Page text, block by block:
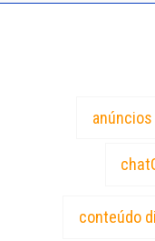
conteúdo